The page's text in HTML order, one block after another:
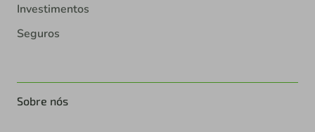
Investimentos
Seguros
Sobre nós